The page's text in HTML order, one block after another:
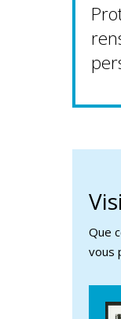
Que
vous